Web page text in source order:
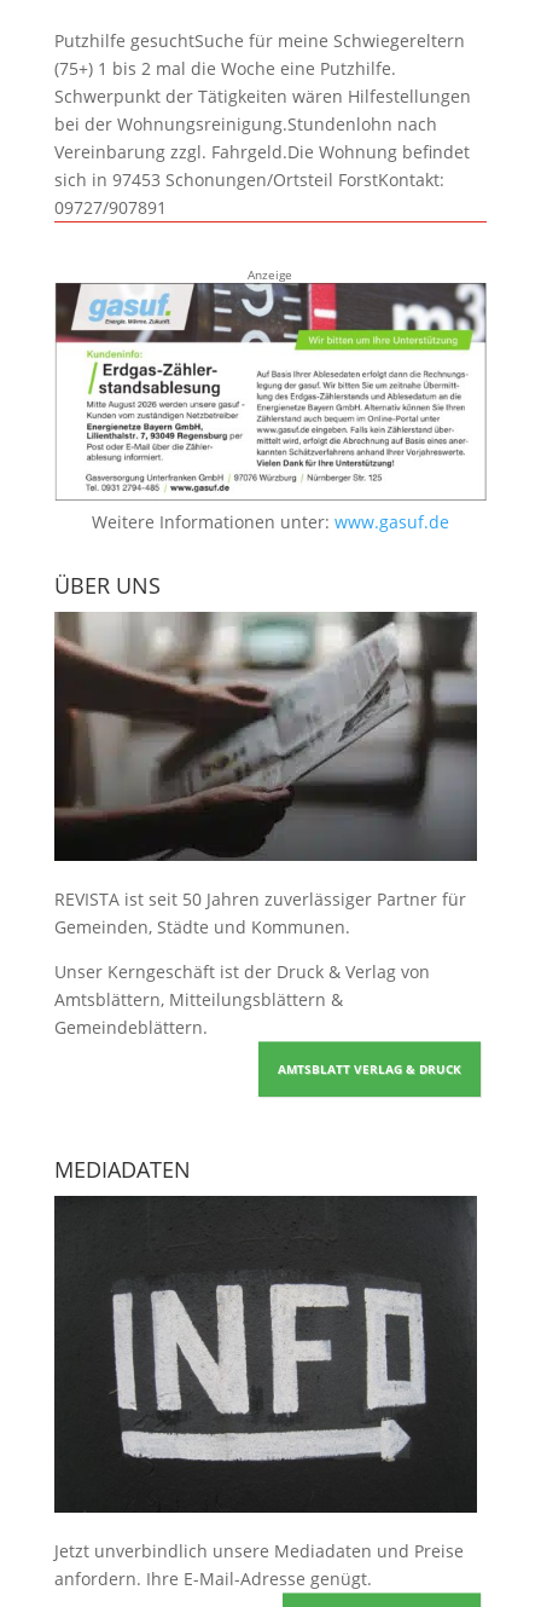
Putzhilfe gesuchtSuche für meine Schwiegereltern
(75+) 1 bis 2 mal die Woche eine Putzhilfe.
Schwerpunkt der Tätigkeiten wären Hilfestellungen
bei der Wohnungsreinigung.Stundenlohn nach
Vereinbarung zzgl. Fahrgeld.Die Wohnung befindet
sich in 97453 Schonungen/Ortsteil ForstKontakt:
09727/907891
Anzeige
Weitere Informationen unter: www.gasuf.de
ÜBER UNS
REVISTA ist seit 50 Jahren zuverlässiger Partner für
Gemeinden, Städte und Kommunen.
Unser Kerngeschäft ist der Druck & Verlag von
Amtsblättern, Mitteilungsblättern &
Gemeindeblättern.
AMTSBLATT VERLAG & DRUCK
MEDIADATEN
Jetzt unverbindlich unsere Mediadaten und Preise
anfordern. Ihre E-Mail-Adresse genügt.